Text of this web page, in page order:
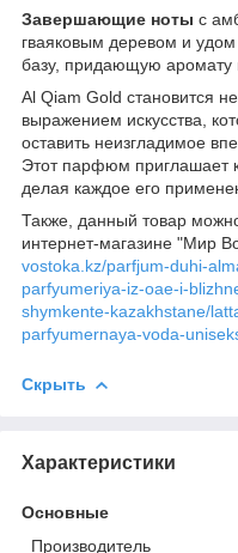
Завершающие ноты с
гваяковым деревом и
базу, придающую аромату
Al Qiam Gold становится
выражением искусства,
оставить неизгладимое
Этот парфюм приглашает
делая каждое его
Также, данный товар
интернет-магазине "Мир
vostoka.kz/parfjum-duhi-
parfyumeriya-iz-oae-i-
shymkente-kazakhstane/
parfyumernaya-voda-
Скрыть
Характеристики
Основные
Производитель